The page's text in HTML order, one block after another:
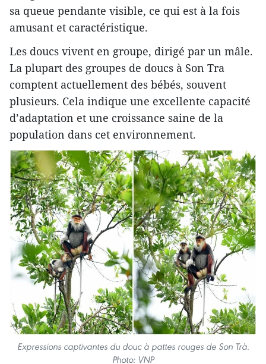
sa queue pendante visible, ce qui est à la fois
amusant et caractéristique.
Les doucs vivent en groupe, dirigé par un mâle.
La plupart des groupes de doucs à Son Tra
comptent actuellement des bébés, souvent
plusieurs. Cela indique une excellente capacité
d’adaptation et une croissance saine de la
population dans cet environnement.
Expressions captivantes du douc à pattes rouges de Son Trà.
Photo: VNP